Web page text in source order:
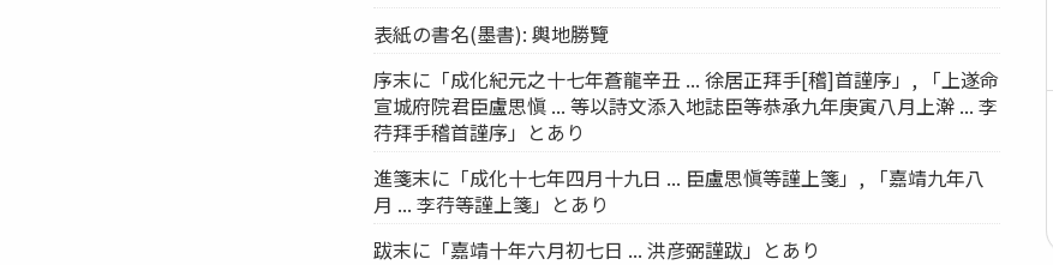
表紙の書名(墨書): 輿地勝覽
序末に「成化紀元之十七年蒼龍辛丑 ... 徐居正拜手[稽]首謹序」, 「上遂命
宣城府院君臣盧思愼 ... 等以詩文添入地誌臣等恭承九年庚寅八月上澣 ... 李
荇拜手稽首謹序」とあり
進箋末に「成化十七年四月十九日 ... 臣盧思愼等謹上箋」, 「嘉靖九年八
月 ... 李荇等謹上箋」とあり
跋末に「嘉靖十年六月初七日 ... 洪彦弼謹跋」とあり